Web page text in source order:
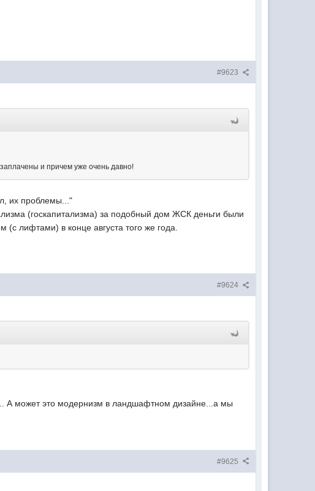
#9623
и причем уже очень давно!
их проблемы..."
(госкапитализма) за подобный дом ЖСК деньги были
лифтами) в конце августа того же года.
#9624
А может это модернизм в ландшафтном дизайне...а мы
#9625